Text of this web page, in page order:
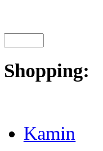
Shopping:
Kamin